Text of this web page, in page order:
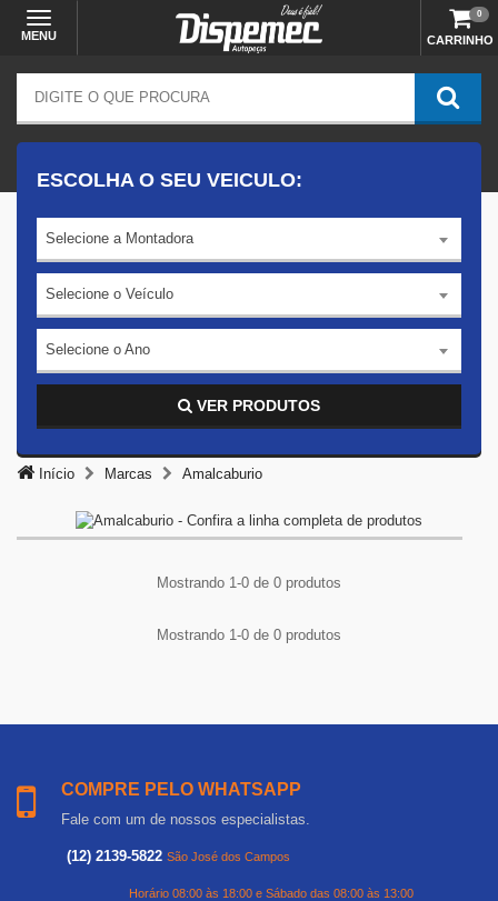
MENU CARRINHO
0
ESCOLHA O SEU VEICULO:
Selecione a Montadora
Selecione o Veículo
Selecione o Ano
VER PRODUTOS
Início Marcas Amalcaburio
Mostrando 1-0 de 0 produtos
Mostrando 1-0 de 0 produtos
COMPRE PELO WHATSAPP
Fale com um de nossos especialistas.
(12) 2139-5822 São José dos Campos
Horário 08:00 às 18:00 e Sábado das 08:00 às 13:00